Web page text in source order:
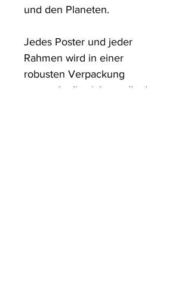
und den Planeten.
Jedes Poster und jeder
Rahmen wird in einer
robusten Verpackung
versandt, die sicherstellt, dass